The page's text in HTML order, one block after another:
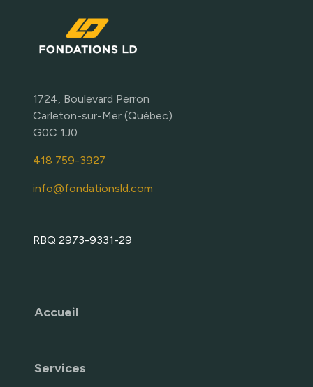
1724, Boulevard Perron
Carleton-sur-Mer (Québec)
G0C 1J0
418 759-3927
info@fondationsld.com
RBQ 2973-9331-29
Accueil
Services